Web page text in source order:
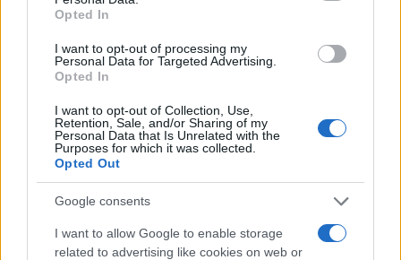
Opted In
I want to opt-out of processing my
Personal Data for Targeted Advertising.
Opted In
I want to opt-out of Collection, Use,
Retention, Sale, and/or Sharing of my
Personal Data that Is Unrelated with the
Purposes for which it was collected.
Opted Out
Google consents
I want to allow Google to enable storage
related to advertising like cookies on web or
πολλαπλών επιπέδων), με στεγανή
διαστρωμάτωση (τύπου μαφίας) και με ψηφιακή
δικτυακή δομή σε dark web και κακόβουλη
διαδικτύου. Από τη άλλη έχουμε τους φυσικούς
χρηματοδότες της εγκληματικής οργάνωσης,
που δεν είναι άλλοι από απλούς πολίτες όλων
των εισοδηματικών κλιμακίων και όλων των